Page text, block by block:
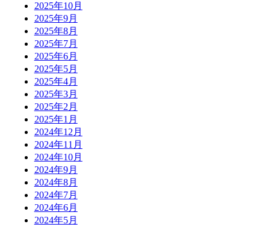
2025年10月
2025年9月
2025年8月
2025年7月
2025年6月
2025年5月
2025年4月
2025年3月
2025年2月
2025年1月
2024年12月
2024年11月
2024年10月
2024年9月
2024年8月
2024年7月
2024年6月
2024年5月